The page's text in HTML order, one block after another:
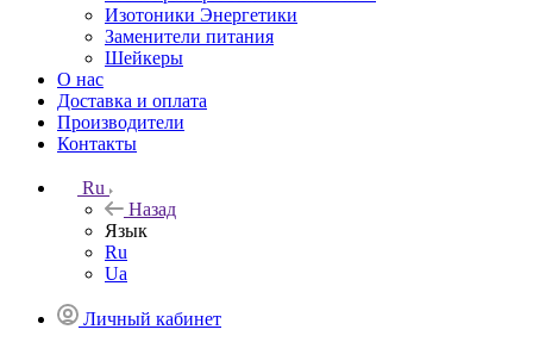
Изотоники Энергетики
Заменители питания
Шейкеры
О нас
Доставка и оплата
Производители
Контакты
Ru
Назад
Язык
Ru
Ua
Личный кабинет